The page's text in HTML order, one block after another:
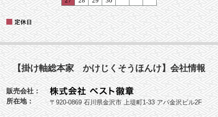
【掛け軸総本家 かけじくそうほんけ】会社情報
販売会社：
所在地：
〒920-0869 石川県金沢市 上堤町1-33 アパ金沢ビル2F